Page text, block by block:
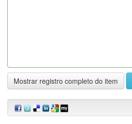
Mostrar registro completo do item